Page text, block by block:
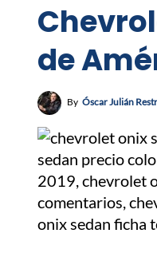
de
By Óscar Julián